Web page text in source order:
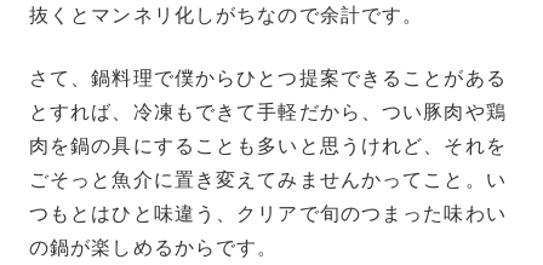
抜くとマンネリ化しがちなので余計です。
さて、鍋料理で僕からひとつ提案できることがある
とすれば、冷凍もできて手軽だから、つい豚肉や鶏
肉を鍋の具にすることも多いと思うけれど、それを
ごそっと魚介に置き変えてみませんかってこと。い
つもとはひと味違う、クリアで旬のつまった味わい
の鍋が楽しめるからです。